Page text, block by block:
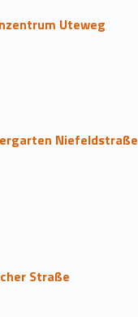
Uteweg
Niefeldstraße
Straße